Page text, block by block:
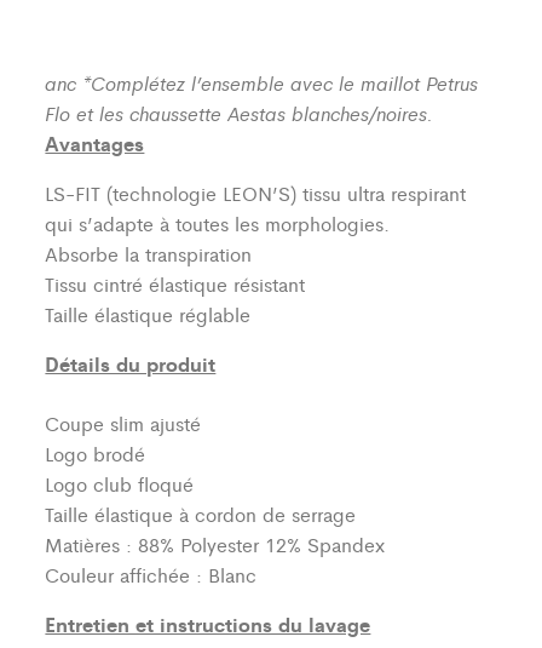
anc *Complétez l’ensemble avec le maillot Petrus
Flo et les chaussette Aestas blanches/noires.
Avantages
LS-FIT (technologie LEON’S)tissu ultra respirant
qui s’adapte à toutes les morphologies.
Absorbe la transpiration
Tissu cintré élastique résistant
Taille élastique réglable
Détails du produit
Coupe slim ajusté
Logo brodé
Logo club floqué
Taille élastique à cordon de serrage
Matières : 88% Polyester 12% Spandex
Couleur affichée : Blanc
Entretien et instructions du lavage